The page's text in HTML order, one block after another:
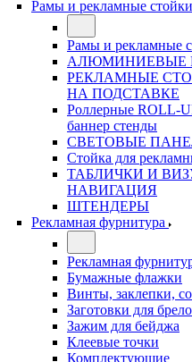
Рамы и рекламные стойки
Рамы и рекламные
АЛЮМИНИЕВЫЕ
РЕКЛАМНЫЕ
НА ПОДСТАВКЕ
Роллерные ROLL-
баннер стенды
СВЕТОВЫЕ
Стойка для
ТАБЛИЧКИ И
НАВИГАЦИЯ
ШТЕНДЕРЫ
Рекламная фурнитура
Рекламная
Бумажные флажки
Винты, заклепки,
Заготовки для
Зажим для бейджа
Клеевые точки
Комплектующие